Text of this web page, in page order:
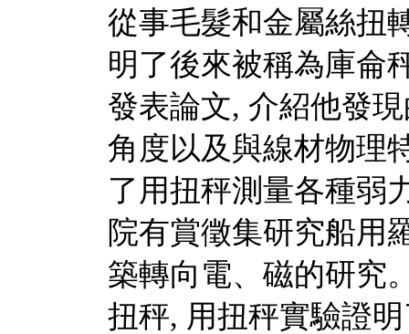
從事毛髮和金屬絲扭
明了後來被稱為庫侖
發表論文, 介紹他發
角度以及與線材物理
了用扭秤測量各種弱
院有賞徵集研究船用
築轉向電、磁的研究
扭秤, 用扭秤實驗證